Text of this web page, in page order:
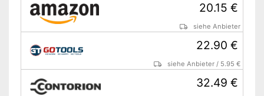
20.15 €
siehe Anbieter
22.90 €
siehe Anbieter / 5.95 €
32.49 €